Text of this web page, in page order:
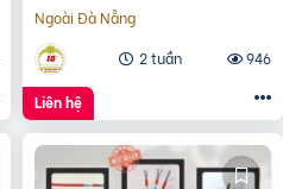
Ngoài Đà Nẵng
2 tuần
946
Liên hệ